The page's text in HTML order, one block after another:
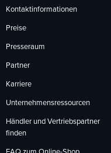
Kontaktinformationen
Preise
Presseraum
Partner
Karriere
Unternehmensressourcen
Händler und Vertriebspartner
finden